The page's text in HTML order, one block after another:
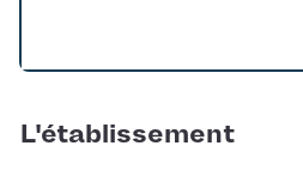
L'établissement